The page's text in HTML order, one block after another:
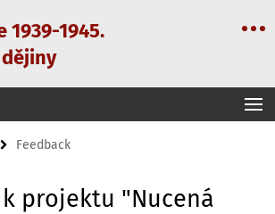
1939-1945.
Feedback
k projektu "Nucená